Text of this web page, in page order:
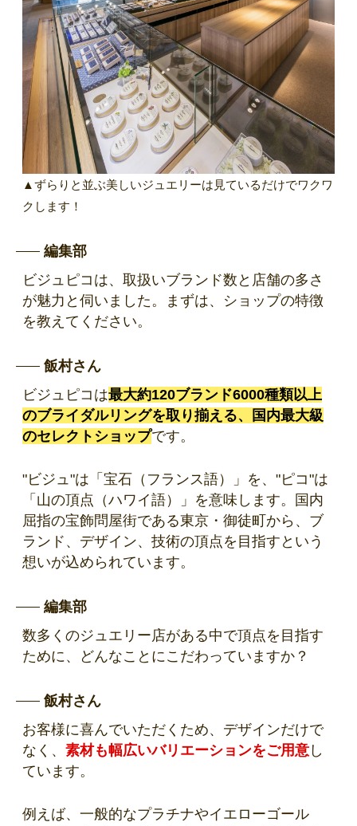
▲ずらりと並ぶ美しいジュエリーは見ているだけでワクワ
クします！
編集部
ビジュピコは、取扱いブランド数と店舗の多さ
が魅力と伺いました。まずは、ショップの特徴
を教えてください。
飯村さん
ビジュピコは最大約120ブランド6000種類以上
のブライダルリングを取り揃える、国内最大級
のセレクトショップです。
"ビジュ"は「宝石（フランス語）」を、"ピコ"は
「山の頂点（ハワイ語）」を意味します。国内
屈指の宝飾問屋街である東京・御徒町から、ブ
ランド、デザイン、技術の頂点を目指すという
想いが込められています。
編集部
数多くのジュエリー店がある中で頂点を目指す
ために、どんなことにこだわっていますか？
飯村さん
お客様に喜んでいただくため、デザインだけで
なく、 素材も幅広いバリエーションをご用意 し
ています。
例えば、一般的なプラチナやイエローゴール